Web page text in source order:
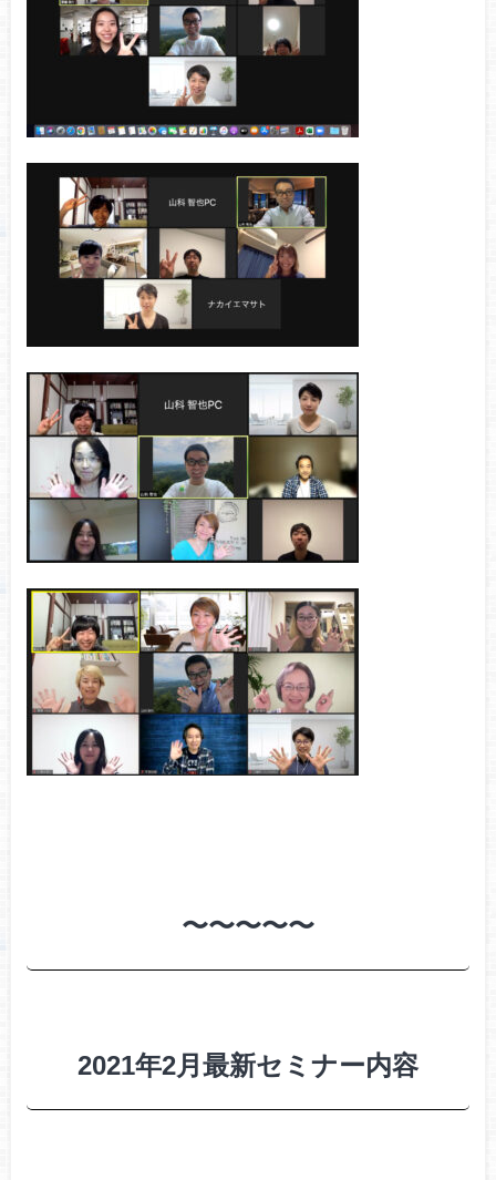
〜〜〜〜〜
2021年2月最新セミナー内容